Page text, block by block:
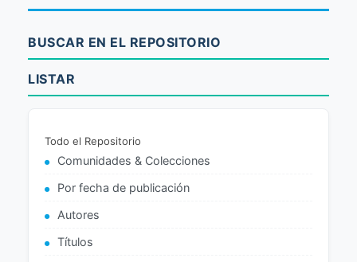
BUSCAR EN EL REPOSITORIO
LISTAR
Todo el Repositorio
Comunidades & Colecciones
Por fecha de publicación
Autores
Títulos